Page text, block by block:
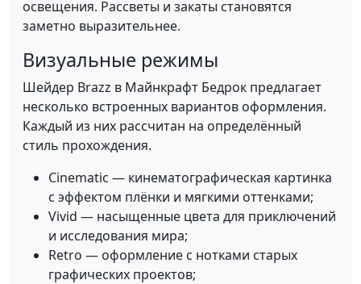
освещения. Рассветы и закаты становятся
заметно выразительнее.
Визуальные режимы
Шейдер Brazz в Майнкрафт Бедрок предлагает
несколько встроенных вариантов оформления.
Каждый из них рассчитан на определённый
стиль прохождения.
Cinematic — кинематографическая картинка
с эффектом плёнки и мягкими оттенками;
Vivid — насыщенные цвета для приключений
и исследования мира;
Retro — оформление с нотками старых
графических проектов;